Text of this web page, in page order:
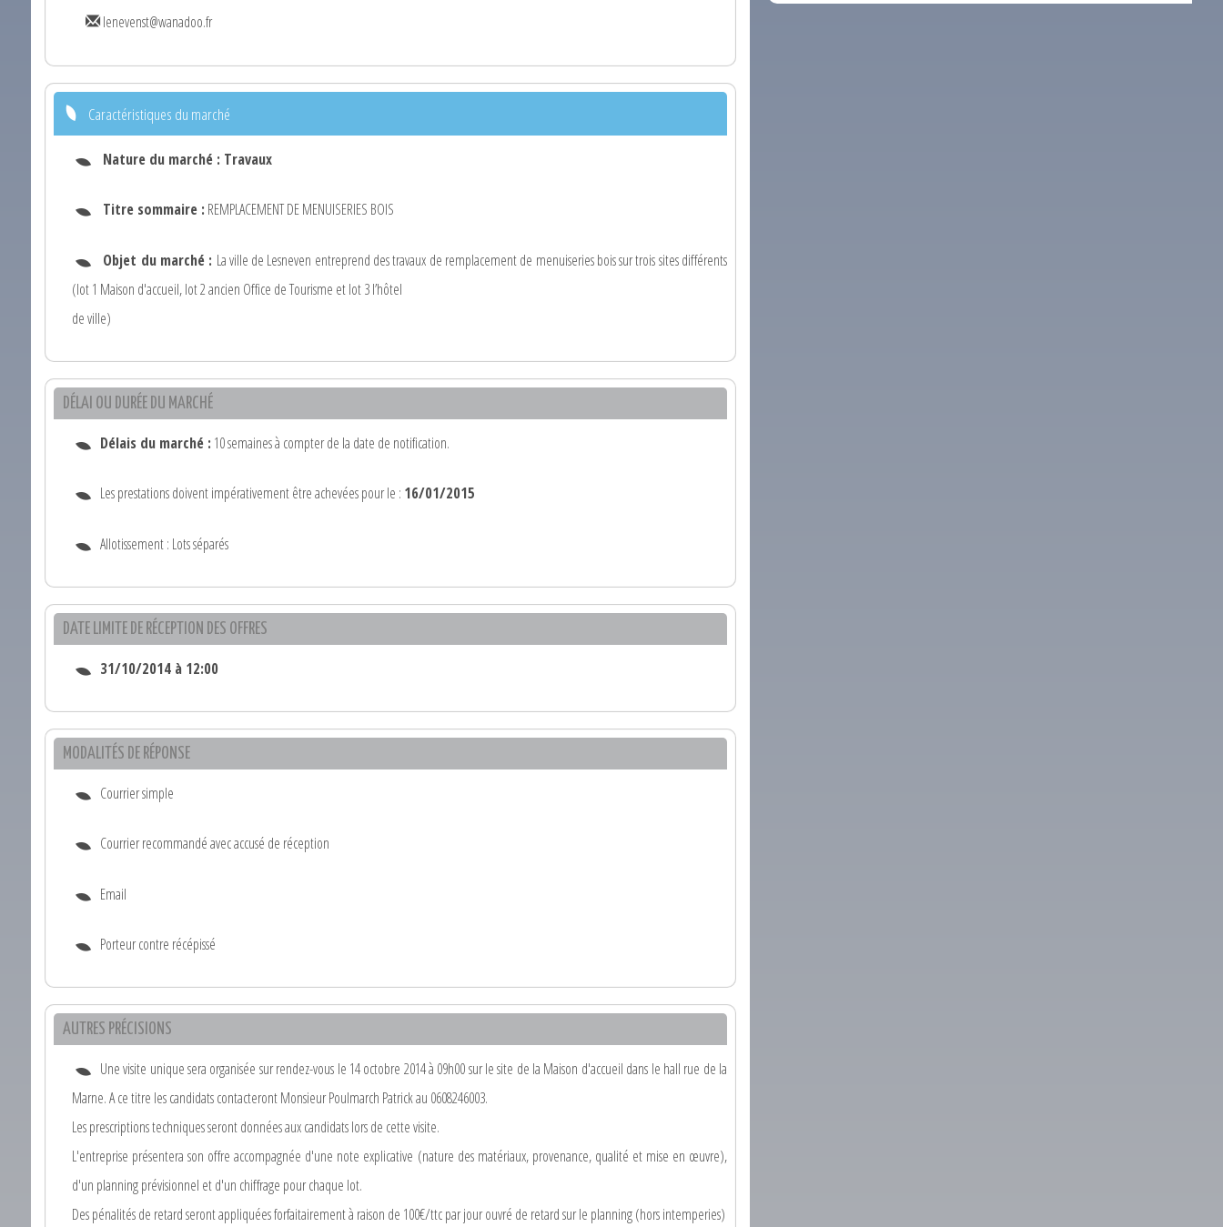
lenevenst@wanadoo.fr
Caractéristiques du marché
Nature du marché : Travaux
Titre sommaire : REMPLACEMENT DE MENUISERIES BOIS
Objet du marché : La ville de Lesneven entreprend des travaux de remplacement de menuiseries bois sur trois sites différents
(lot 1 Maison d'accueil, lot 2 ancien Office de Tourisme et lot 3 l’hôtel
de ville)
DÉLAI OU DURÉE DU MARCHÉ
Délais du marché : 10 semaines à compter de la date de notification.
Les prestations doivent impérativement être achevées pour le : 16/01/2015
Allotissement : Lots séparés
DATE LIMITE DE RÉCEPTION DES OFFRES
31/10/2014 à 12:00
MODALITÉS DE RÉPONSE
Courrier simple
Courrier recommandé avec accusé de réception
Email
Porteur contre récépissé
AUTRES PRÉCISIONS
Une visite unique sera organisée sur rendez-vous le 14 octobre 2014 à 09h00 sur le site de la Maison d'accueil dans le hall rue de la
Marne. A ce titre les candidats contacteront Monsieur Poulmarch Patrick au 0608246003.
Les prescriptions techniques seront données aux candidats lors de cette visite.
L'entreprise présentera son offre accompagnée d'une note explicative (nature des matériaux, provenance, qualité et mise en œuvre),
d'un planning prévisionnel et d'un chiffrage pour chaque lot.
Des pénalités de retard seront appliquées forfaitairement à raison de 100€/ttc par jour ouvré de retard sur le planning (hors intemperies)